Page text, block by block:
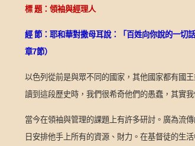
標 題：領袖與經理人
經 節：耶和華對撒母耳說：「百姓向你說的一切
章7節）
以色列從前是與眾不同的國家，其他國家都有國
讀到這段歷史時，我們很希奇他們的愚蠢，其實
當今在領袖與管理的課題上有許多研討。廣為流
日安排他手上所有的資源、財力。在基督徒的生